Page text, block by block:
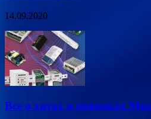
14.09.2020
Все о хитах и новинках